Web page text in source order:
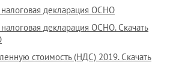
декларация ОСНО
декларация ОСНО. Скачать
стоимость (НДС) 2019. Скачать